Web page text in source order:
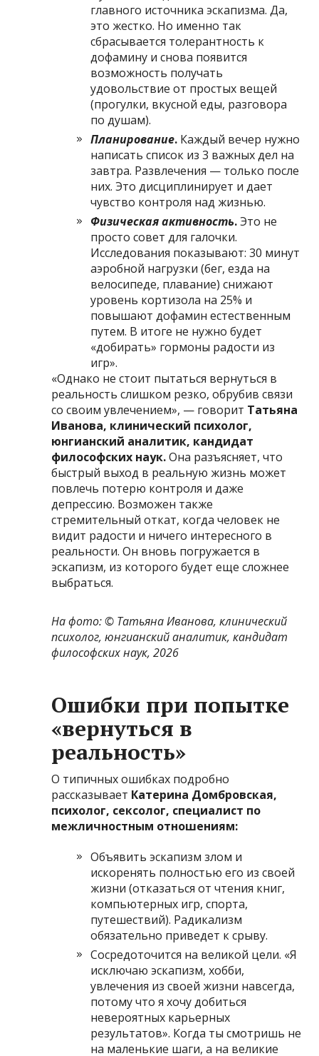
главного источника эскапизма. Да,
это жестко. Но именно так
сбрасывается толерантность к
дофамину и снова появится
возможность получать
удовольствие от простых вещей
(прогулки, вкусной еды, разговора
по душам).
Планирование. Каждый вечер нужно
написать список из 3 важных дел на
завтра. Развлечения — только после
них. Это дисциплинирует и дает
чувство контроля над жизнью.
Физическая активность.Это не
просто совет для галочки.
Исследования показывают: 30 минут
аэробной нагрузки (бег, езда на
велосипеде, плавание) снижают
уровень кортизола на 25% и
повышают дофамин естественным
путем. В итоге не нужно будет
«добирать» гормоны радости из
игр».
«Однако не стоит пытаться вернуться в
реальность слишком резко, обрубив связи
со своим увлечением», — говорит Татьяна
Иванова, клинический психолог,
юнгианский аналитик, кандидат
философских наук.Она разъясняет, что
быстрый выход в реальную жизнь может
повлечь потерю контроля и даже
депрессию. Возможен также
стремительный откат, когда человек не
видит радости и ничего интересного в
реальности. Он вновь погружается в
эскапизм, из которого будет еще сложнее
выбраться.
На фото: © Татьяна Иванова, клинический
психолог, юнгианский аналитик, кандидат
философских наук, 2026
Ошибки при попытке
«вернуться в
реальность»
О типичных ошибках подробно
рассказывает Катерина Домбровская,
психолог, сексолог, специалист по
межличностным отношениям:
Объявить эскапизм злом и
искоренять полностью его из своей
жизни (отказаться от чтения книг,
компьютерных игр, спорта,
путешествий). Радикализм
обязательно приведет к срыву.
Сосредоточится на великой цели. «Я
исключаю эскапизм, хобби,
увлечения из своей жизни навсегда,
потому что я хочу добиться
невероятных карьерных
результатов». Когда ты смотришь не
на маленькие шаги, а на великие